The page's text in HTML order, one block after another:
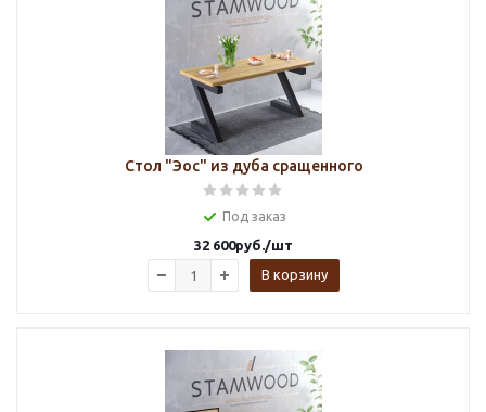
Стол "Эос" из дуба сращенного
Под заказ
32 600руб./шт
В корзину